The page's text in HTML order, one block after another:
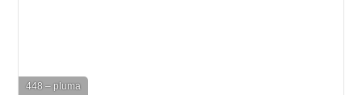
448 – pluma